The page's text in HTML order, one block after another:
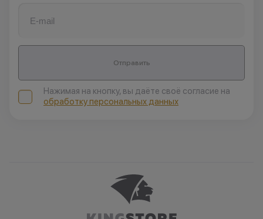
Отправить
Нажимая на кнопку, вы даёте своё согласие на
обработку персональных данных